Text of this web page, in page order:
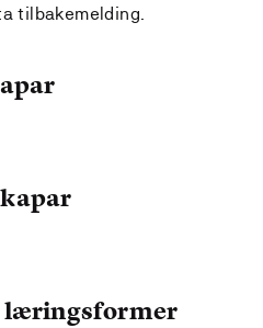
tilbakemelding.
læringsformer